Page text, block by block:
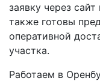
заявку через
также готовы
оперативной
участка.
Работаем в